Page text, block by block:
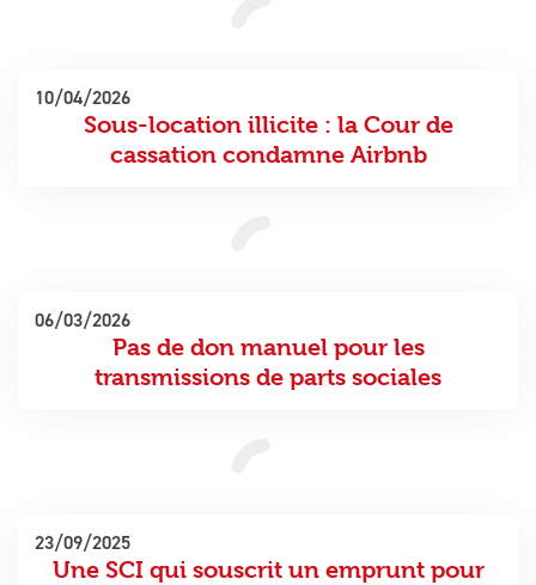
Sous-location illicite : la Cour de
cassation condamne Airbnb
10/04/2026
Pas de don manuel pour les
transmissions de parts sociales
06/03/2026
Une SCI qui souscrit un emprunt pour
23/09/2025